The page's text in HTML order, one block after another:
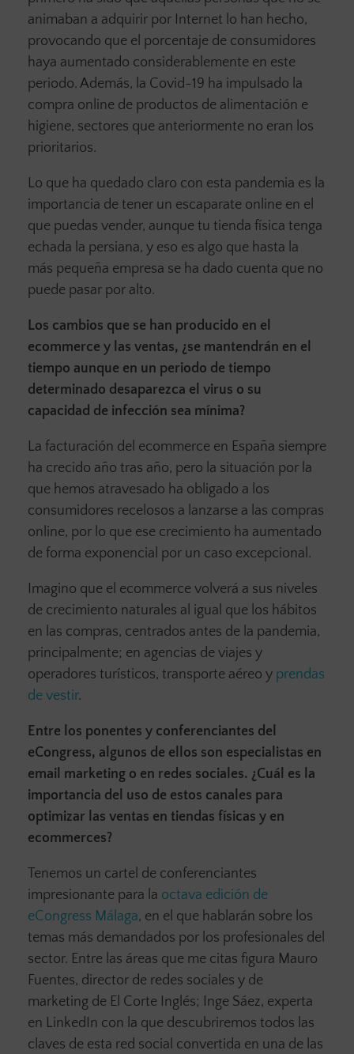
animaban a adquirir por Internet lo han hecho,
provocando que el porcentaje de consumidores
haya aumentado considerablemente en este
periodo. Además, la Covid-19 ha impulsado la
compra online de productos de alimentación e
higiene, sectores que anteriormente no eran los
prioritarios.
Lo que ha quedado claro con esta pandemia es la
importancia de tener un escaparate online en el
que puedas vender, aunque tu tienda física tenga
echada la persiana, y eso es algo que hasta la
más pequeña empresa se ha dado cuenta que no
puede pasar por alto.
Los cambios que se han producido en el
ecommerce y las ventas, ¿se mantendrán en el
tiempo aunque en un periodo de tiempo
determinado desaparezca el virus o su
capacidad de infección sea mínima?
La facturación del ecommerce en España siempre
ha crecido año tras año, pero la situación por la
que hemos atravesado ha obligado a los
consumidores recelosos a lanzarse a las compras
online, por lo que ese crecimiento ha aumentado
de forma exponencial por un caso excepcional.
Imagino que el ecommerce volverá a sus niveles
de crecimiento naturales al igual que los hábitos
en las compras, centrados antes de la pandemia,
principalmente; en agencias de viajes y
operadores turísticos, transporte aéreo y prendas
de vestir.
Entre los ponentes y conferenciantes del
eCongress, algunos de ellos son especialistas en
email marketing o en redes sociales. ¿Cuál es la
importancia del uso de estos canales para
optimizar las ventas en tiendas físicas y en
ecommerces?
Tenemos un cartel de conferenciantes
impresionante para la octava edición de
eCongress Málaga, en el que hablarán sobre los
temas más demandados por los profesionales del
sector. Entre las áreas que me citas figura Mauro
Fuentes, director de redes sociales y de
marketing de El Corte Inglés; Inge Sáez, experta
en LinkedIn con la que descubriremos todos las
claves de esta red social convertida en una de las